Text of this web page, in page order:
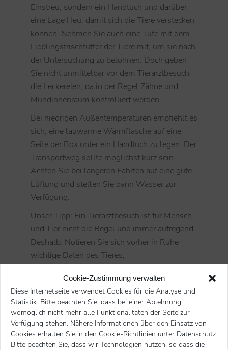
Cookie-Zustimmung verwalten
Diese Internetseite verwendet Cookies für die Analyse und
Statistik. Bitte beachten Sie, dass bei einer Ablehnung
womöglich nicht mehr alle Funktionalitäten der Seite zur
Verfügung stehen. Nähere Informationen über den Einsatz von
Cookies erhalten Sie in den Cookie-Richtlinien unter Datenschutz.
Bitte beachten Sie, dass wir Technologien nutzen, so dass die
Einstreu, sondern ein Handtuch und darüber
eine Lage Heu, damit sich die Tiere verstecken
können. Nehmen Sie auch eine Tüte mit dem
Lieblingsfrischfutter der Tiere mit, um sie nach
der Untersuchung zu belohnen. Doch geben
Sie nicht unmittelbar vor dem Tierarztbesuch
die Leckereien, da in der Regel Zähne und
Mundinnenraum kontrolliert werden.
Bei niedrigen Außentemperaturen empfiehlt es
sich, eine lauwarme Wärmflasche auf eine
Seite der Box unter ein Handtuch zu legen. Der
Transportweg sollte möglichst kurz sein.
Achten Sie bei längeren Fahrten auf eine gute
Lüftung und stellen Sie dann Wasser zur
Verfügung.
Unser Tipp: Ein Tierarztbesuch ist für Mensch
und Tier nicht die Regel und immer aufregend.
Deshalb: Notieren Sie sich vorher in Ruhe
wichtige Daten des Tieres,
sowie Ihre Anliegen und Fragen.
Sie befinden sich hier:
Start Heimtiere
Haltung
Transport zu zweit: weniger Stress fürs Tier